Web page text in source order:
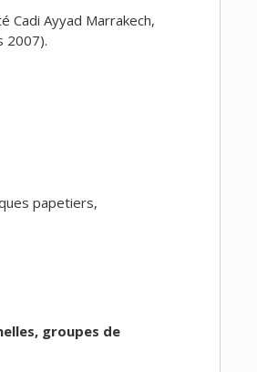
Cadi Ayyad Marrakech,
2007).
papetiers,
groupes de